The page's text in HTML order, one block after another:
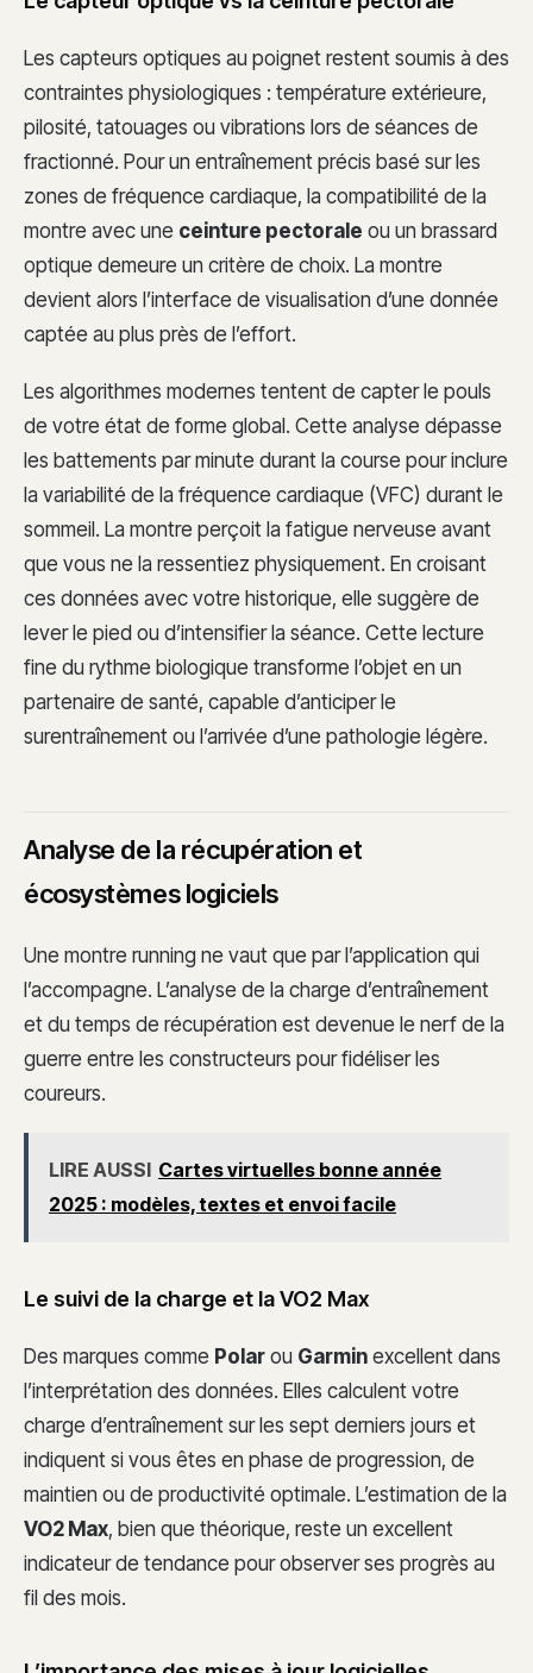
Les capteurs optiques au poignet restent soumis à des
contraintes physiologiques : température extérieure,
pilosité, tatouages ou vibrations lors de séances de
fractionné. Pour un entraînement précis basé sur les
zones de fréquence cardiaque, la compatibilité de la
montre avec une ceinture pectorale ou un brassard
optique demeure un critère de choix. La montre
devient alors l’interface de visualisation d’une donnée
captée au plus près de l’effort.
Les algorithmes modernes tentent de capter le pouls
de votre état de forme global. Cette analyse dépasse
les battements par minute durant la course pour inclure
la variabilité de la fréquence cardiaque (VFC) durant le
sommeil. La montre perçoit la fatigue nerveuse avant
que vous ne la ressentiez physiquement. En croisant
ces données avec votre historique, elle suggère de
lever le pied ou d’intensifier la séance. Cette lecture
fine du rythme biologique transforme l’objet en un
partenaire de santé, capable d’anticiper le
surentraînement ou l’arrivée d’une pathologie légère.
Analyse de la récupération et
écosystèmes logiciels
Une montre running ne vaut que par l’application qui
l’accompagne. L’analyse de la charge d’entraînement
et du temps de récupération est devenue le nerf de la
guerre entre les constructeurs pour fidéliser les
coureurs.
LIRE AUSSI Cartes virtuelles bonne année
2025 : modèles, textes et envoi facile
Le suivi de la charge et la VO2 Max
Des marques comme Polar ou Garmin excellent dans
l’interprétation des données. Elles calculent votre
charge d’entraînement sur les sept derniers jours et
indiquent si vous êtes en phase de progression, de
maintien ou de productivité optimale. L’estimation de la
VO2 Max, bien que théorique, reste un excellent
indicateur de tendance pour observer ses progrès au
fil des mois.